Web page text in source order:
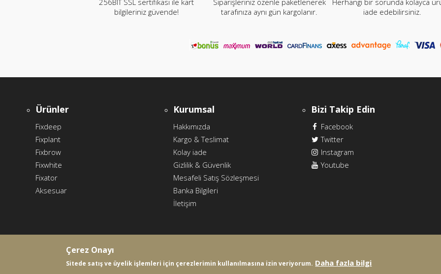
256BIT SSL sertifikası ile kart
bilgileriniz güvende!
Siparişleriniz özenle paketlenerek
tarafınıza aynı gün kargolanır.
Herhangi bir sorunda kolayca
iade edebilirsiniz.
Ürünler
Fixdeep
Fixplant
Fixbrow
Fixwhite
Fixator
Aksesuar
Kurumsal
Hakkımızda
Kargo & Teslimat
Kolay iade
Gizlilik & Güvenlik
Mesafeli Satış Sözleşmesi
Banka Bilgileri
İletişim
Bizi Takip Edin
Facebook
Twitter
Instagram
Youtube
Çerez Onayı
Sitede satış ve üyelik işlemleri için çerezlerimin kullanılmasına izin veriyorum. Daha fazla bilgi